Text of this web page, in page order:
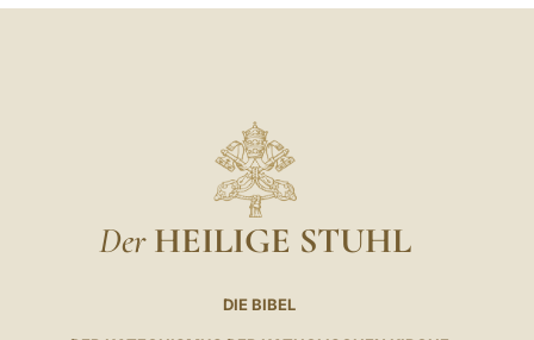
Der HEILIGE STUHL
DIE BIBEL